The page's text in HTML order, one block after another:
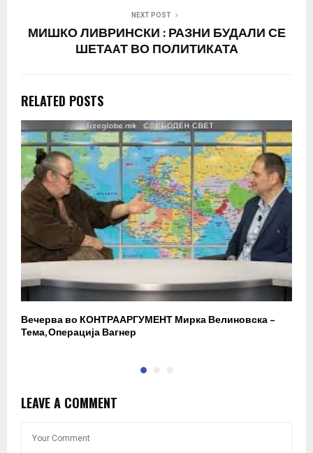
NEXT POST
МИШКО ЛИВРИНСКИ : РАЗНИ БУДАЛИ СЕ
ШЕТАAТ ВО ПОЛИТИКАТА
RELATED POSTS
Вечерва во КОНТРААРГУМЕНТ Мирка Велиновска –
Тема, Операција Вагнер
LEAVE A COMMENT